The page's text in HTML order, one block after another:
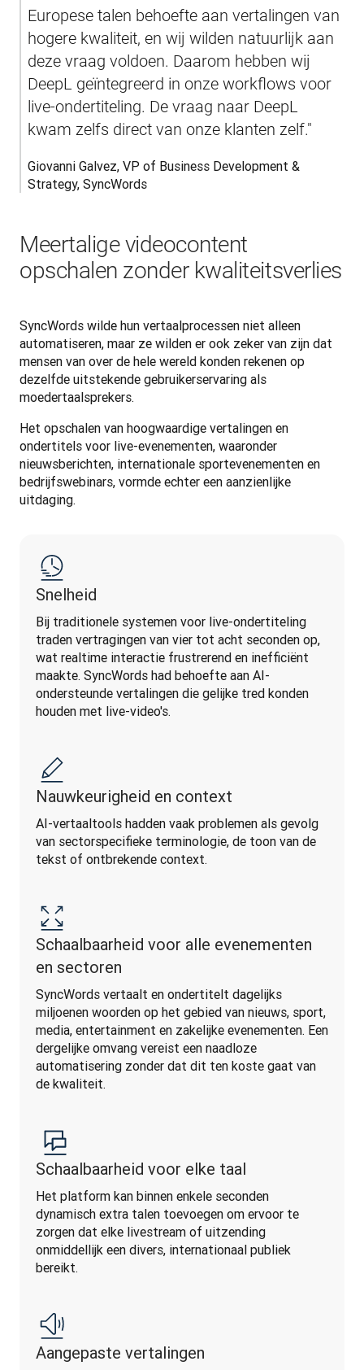
Europese talen behoefte aan vertalingen van
hogere kwaliteit, en wij wilden natuurlijk aan
deze vraag voldoen. Daarom hebben wij
DeepL geïntegreerd in onze workflows voor
live-ondertiteling. De vraag naar DeepL
kwam zelfs direct van onze klanten zelf."
Giovanni Galvez, VP of Business Development &
Strategy, SyncWords
Meertalige videocontent
opschalen zonder kwaliteitsverlies
SyncWords wilde hun vertaalprocessen niet alleen
automatiseren, maar ze wilden er ook zeker van zijn dat
mensen van over de hele wereld konden rekenen op
dezelfde uitstekende gebruikerservaring als
moedertaalsprekers.
Het opschalen van hoogwaardige vertalingen en
ondertitels voor live-evenementen, waaronder
nieuwsberichten, internationale sportevenementen en
bedrijfswebinars, vormde echter een aanzienlijke
uitdaging.
Snelheid
Bij traditionele systemen voor live-ondertiteling
traden vertragingen van vier tot acht seconden op,
wat realtime interactie frustrerend en inefficiënt
maakte. SyncWords had behoefte aan AI-
ondersteunde vertalingen die gelijke tred konden
houden met live-video's.
Nauwkeurigheid en context
AI-vertaaltools hadden vaak problemen als gevolg
van sectorspecifieke terminologie, de toon van de
tekst of ontbrekende context.
Schaalbaarheid voor alle evenementen
en sectoren
SyncWords vertaalt en ondertitelt dagelijks
miljoenen woorden op het gebied van nieuws, sport,
media, entertainment en zakelijke evenementen. Een
dergelijke omvang vereist een naadloze
automatisering zonder dat dit ten koste gaat van
de kwaliteit.
Schaalbaarheid voor elke taal
Het platform kan binnen enkele seconden
dynamisch extra talen toevoegen om ervoor te
zorgen dat elke livestream of uitzending
onmiddellijk een divers, internationaal publiek
bereikt.
Aangepaste vertalingen